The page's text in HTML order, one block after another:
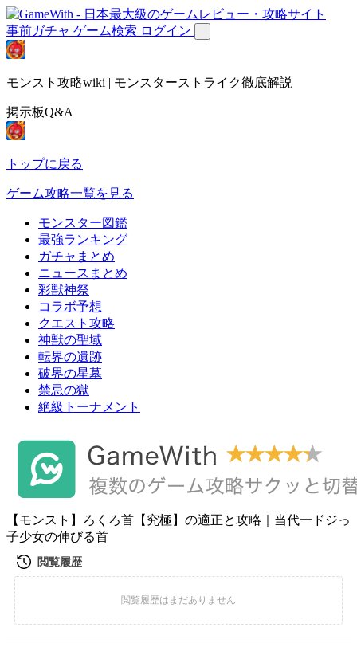
事前ガチャ ゲーム検索 ログイン
モンスト攻略wiki | モンスターストライク徹底解説
掲示板Q&A
トップに戻る
ゲーム攻略一覧を見る
モンスター図鑑
最強ランキング
ガチャまとめ
ニュースまとめ
彩獣神祭
コラボ予想
クエスト攻略
神獣の聖域
転界の遺跡
破界の星墓
禁忌の獄
絶級トーナメント
【モンスト】ろくろ首【究極】の適正と攻略｜当代一ドジっ
子少女の伸びる首